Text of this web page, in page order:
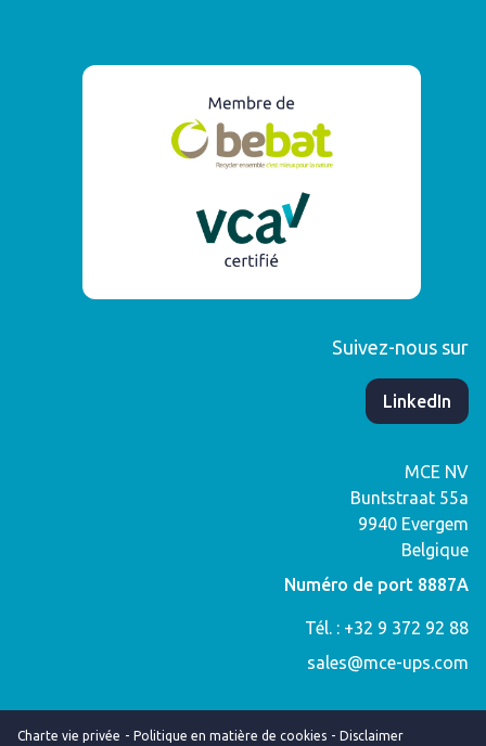
Suivez-nous sur
​LinkedIn
MCE NV
Buntstraat 55a
9940 Evergem
Belgique
Numéro de port 8887A
Tél. : +32 9 372 92 88
sales@mce-ups.com
Charte vie privée Politique en matière de cookies Disclaimer